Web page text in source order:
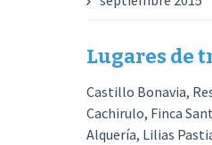
Lugares de
Castillo Bonavia,
Cachirulo, Finca
Alquería, Lilias